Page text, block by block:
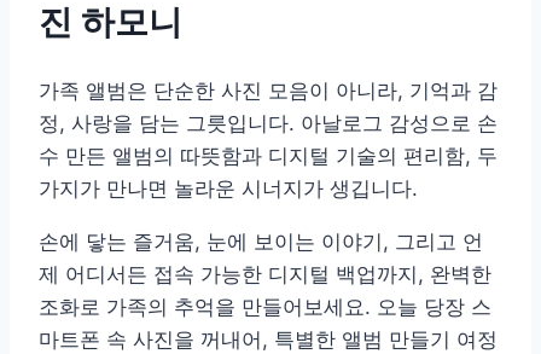
진 하모니
가족 앨범은 단순한 사진 모음이 아니라, 기억과 감
정, 사랑을 담는 그릇입니다. 아날로그 감성으로 손
수 만든 앨범의 따뜻함과 디지털 기술의 편리함, 두
가지가 만나면 놀라운 시너지가 생깁니다.
손에 닿는 즐거움, 눈에 보이는 이야기, 그리고 언
제 어디서든 접속 가능한 디지털 백업까지, 완벽한
조화로 가족의 추억을 만들어보세요. 오늘 당장 스
마트폰 속 사진을 꺼내어, 특별한 앨범 만들기 여정